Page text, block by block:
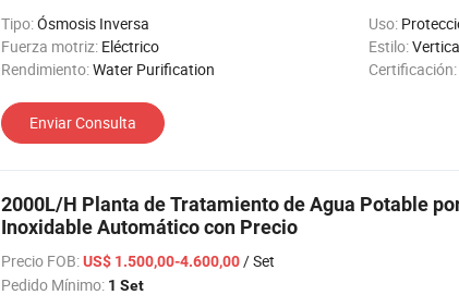
Tipo:Ósmosis Inversa Uso:
Fuerza motriz: Eléctrico Estilo:
Rendimiento:Water Purification Certificación:
Enviar Consulta
2000L/H Planta de Tratamiento de Agua Potable
Inoxidable Automático con Precio
Precio FOB:US$ 1.500,00-4.600,00 / Set
Pedido Mínimo: 1 Set